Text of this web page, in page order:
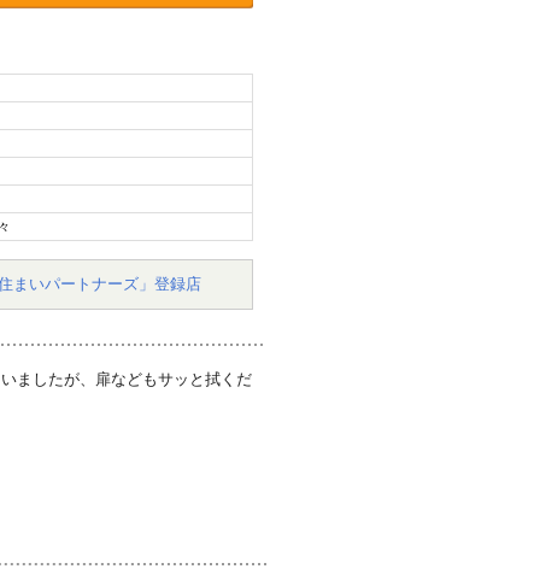
まいパートナーズ」登録店
ましたが、扉などもサッと拭くだ